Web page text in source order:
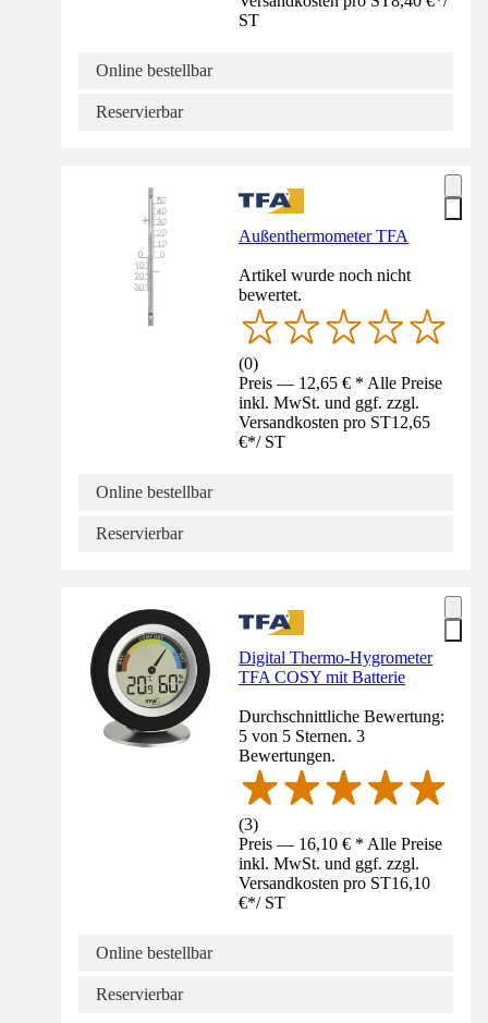
ST
Online bestellbar
Reservierbar
Außenthermometer TFA
Artikel wurde noch nicht
bewertet.
(0)
Preis — 12,65 € * Alle Preise
inkl. MwSt. und ggf. zzgl.
Versandkosten pro ST12,65
€*/ ST
Online bestellbar
Reservierbar
Digital Thermo-Hygrometer
TFA COSY mit Batterie
Durchschnittliche Bewertung:
5 von 5 Sternen. 3
Bewertungen.
(3)
Preis — 16,10 € * Alle Preise
inkl. MwSt. und ggf. zzgl.
Versandkosten pro ST16,10
€*/ ST
Online bestellbar
Reservierbar